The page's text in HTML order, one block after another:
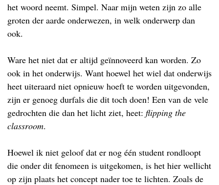
het woord neemt. Simpel. Naar mijn weten zijn zo alle
groten der aarde onderwezen, in welk onderwerp dan
ook.
Ware het niet dat er altijd geïnnoveerd kan worden. Zo
ook in het onderwijs. Want hoewel het wiel dat onderwijs
heet uiteraard niet opnieuw hoeft te worden uitgevonden,
zijn er genoeg durfals die dit toch doen! Een van de vele
gedrochten die dan het licht ziet, heet: flipping the
classroom.
Hoewel ik niet geloof dat er nog één student rondloopt
die onder dit fenomeen is uitgekomen, is het hier wellicht
op zijn plaats het concept nader toe te lichten. Zoals de